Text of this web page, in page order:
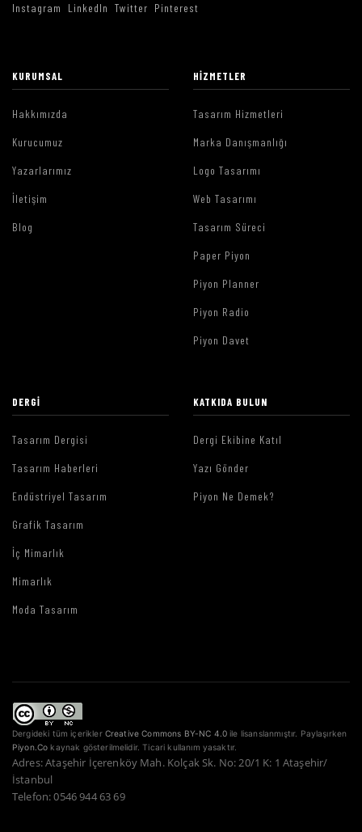
Instagram LinkedIn Twitter Pinterest
KURUMSAL
Hakkımızda
Kurucumuz
Yazarlarımız
İletişim
Blog
HIZMETLER
Tasarım Hizmetleri
Marka Danışmanlığı
Logo Tasarımı
Web Tasarımı
Tasarım Süreci
Paper Piyon
Piyon Planner
Piyon Radio
Piyon Davet
DERGI
Tasarım Dergisi
Tasarım Haberleri
Endüstriyel Tasarım
Grafik Tasarım
İç Mimarlık
Mimarlık
Moda Tasarım
KATKIDA BULUN
Dergi Ekibine Katıl
Yazı Gönder
Piyon Ne Demek?
Dergideki tüm içerikler Creative Commons BY-NC 4.0 ile lisanslanmıştır. Paylaşırken
Piyon.Co kaynak gösterilmelidir. Ticari kullanım yasaktır.
Adres: Ataşehir İçerenköy Mah. Kolçak Sk. No: 20/1 K: 1 Ataşehir/
İstanbul
Telefon: 0546 944 63 69